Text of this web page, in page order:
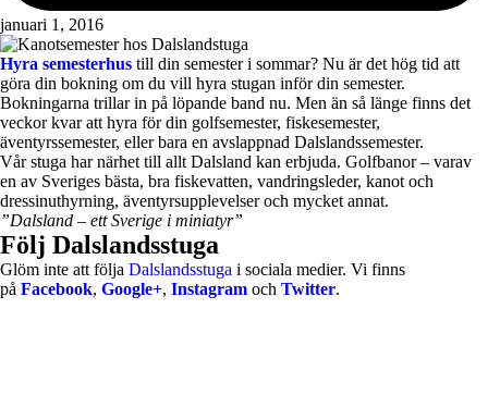
januari 1, 2016
Hyra semesterhus till din semester i sommar? Nu är det hög tid att
göra din bokning om du vill hyra stugan inför din semester.
Bokningarna trillar in på löpande band nu. Men än så länge finns det
veckor kvar att hyra för din golfsemester, fiskesemester,
äventyrssemester, eller bara en avslappnad Dalslandssemester.
Vår stuga har närhet till allt Dalsland kan erbjuda. Golfbanor – varav
en av Sveriges bästa, bra fiskevatten, vandringsleder, kanot och
dressinuthyrning, äventyrsupplevelser och mycket annat.
”Dalsland – ett Sverige i miniatyr”
Följ Dalslandsstuga
Glöm inte att följa Dalslandsstuga i sociala medier. Vi finns
på Facebook, Google+, Instagram och Twitter.